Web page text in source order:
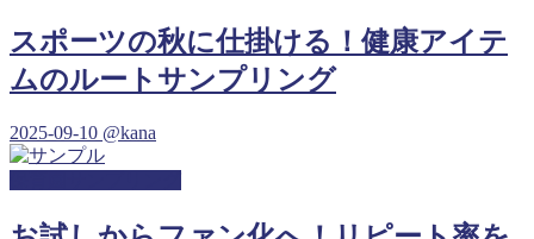
スポーツの秋に仕掛ける！健康アイテ
ムのルートサンプリング
2025-09-10 @kana